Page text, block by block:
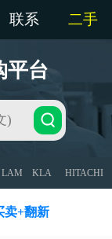
联系 二手
平台
LAM KLA HITACHI
卖+翻新